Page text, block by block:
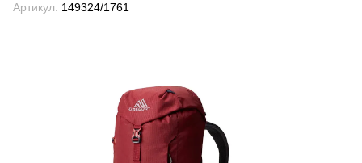
Артикул: 149324/1761